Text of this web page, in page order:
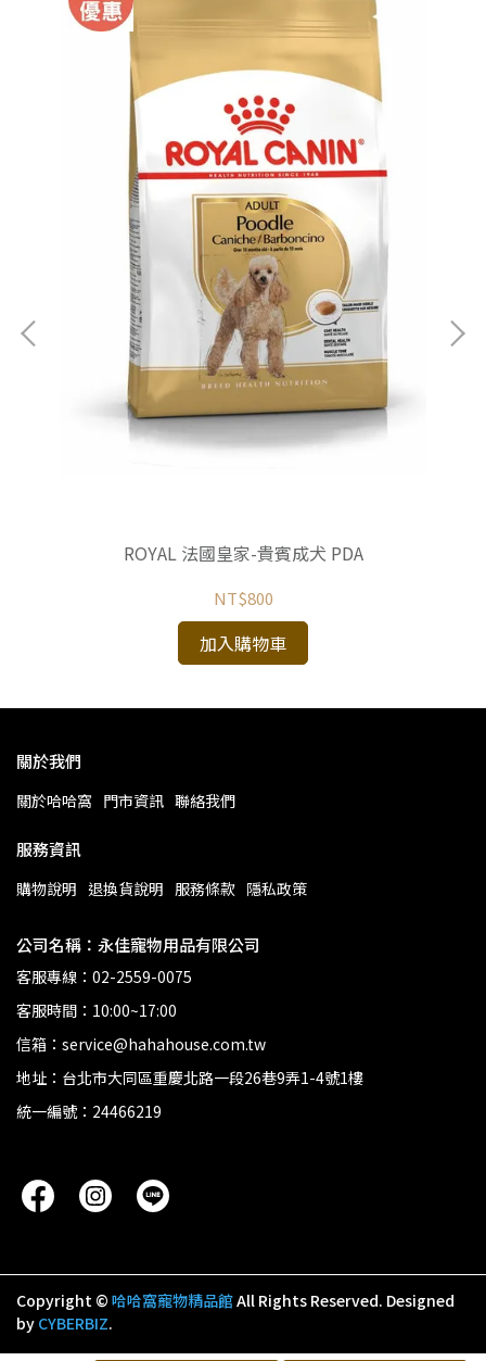
ROYAL 法國皇家-貴賓成犬 PDA
NT$800
加入購物車
關於我們
關於哈哈窩 門市資訊 聯絡我們
服務資訊
購物說明 退換貨說明 服務條款 隱私政策
公司名稱：永佳寵物用品有限公司
客服專線：02-2559-0075
客服時間：10:00~17:00
信箱：service@hahahouse.com.tw
地址：台北市大同區重慶北路一段26巷9弄1-4號1樓
統一編號：24466219
Copyright © 哈哈窩寵物精品館All Rights Reserved. Designed
by CYBERBIZ.